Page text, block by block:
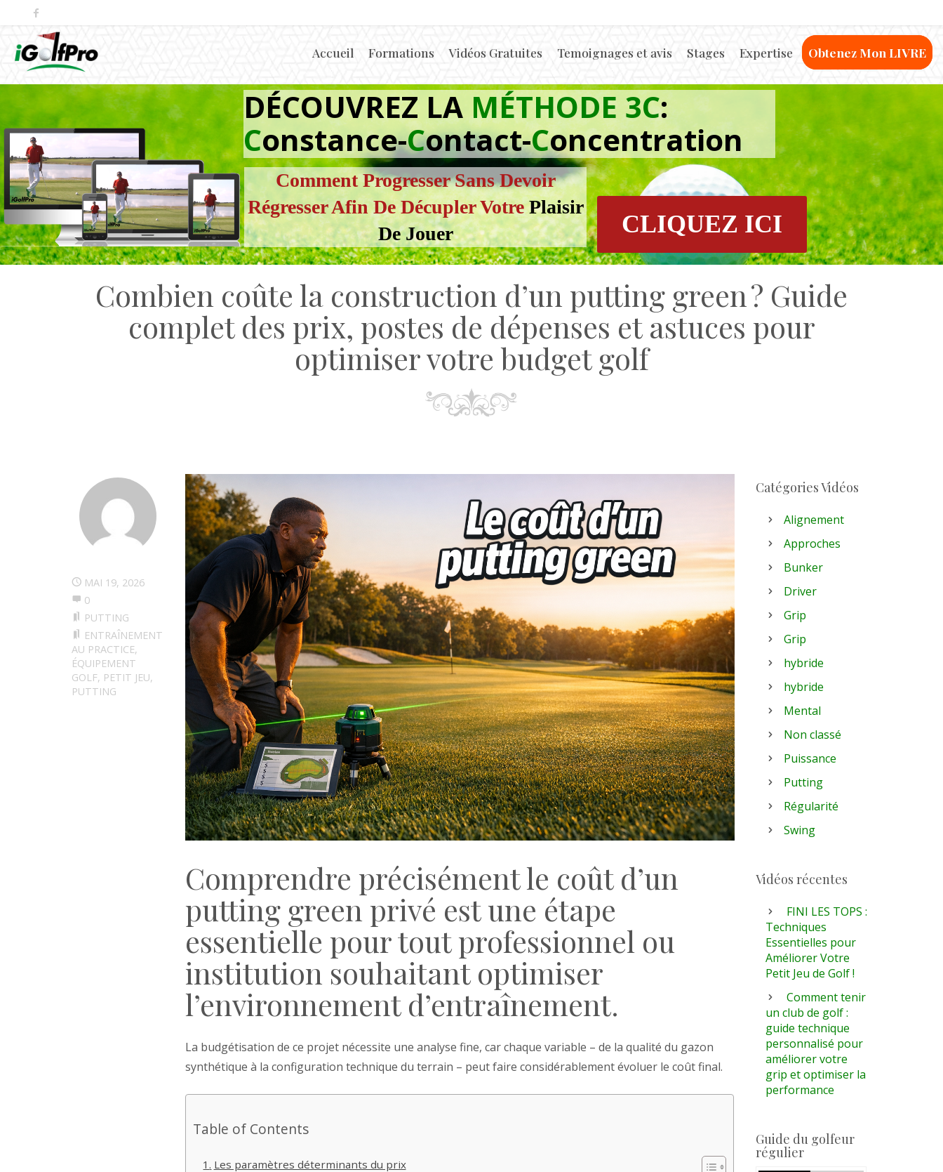
Accueil Formations Vidéos Gratuites Temoignages et avis Stages Expertise Obtenez Mon LIVRE
DÉCOUVREZ LA MÉTHODE 3C:
Constance-Contact-Concentration
Comment Progresser Sans Devoir
Régresser Afin De Décupler VotrePlaisir
De Jouer
CLIQUEZ ICI
Combien coûte la construction d’un putting green ? Guide
complet des prix, postes de dépenses et astuces pour
optimiser votre budget golf
MAI 19, 2026
0
PUTTING
ENTRAÎNEMENT
AU PRACTICE,
ÉQUIPEMENT
GOLF, PETIT JEU,
PUTTING
Comprendre précisément le coût d’un
putting green privé est une étape
essentielle pour tout professionnel ou
institution souhaitant optimiser
l’environnement d’entraînement.
La budgétisation de ce projet nécessite une analyse fine, car chaque variable – de la qualité du gazon
synthétique à la configuration technique du terrain – peut faire considérablement évoluer le coût final.
Table of Contents
Les paramètres déterminants du prix
Catégories Vidéos
Alignement
Approches
Bunker
Driver
Grip
Grip
hybride
hybride
Mental
Non classé
Puissance
Putting
Régularité
Swing
Vidéos récentes
FINI LES TOPS :
Techniques
Essentielles pour
Améliorer Votre
Petit Jeu de Golf !
Comment tenir
un club de golf :
guide technique
personnalisé pour
améliorer votre
grip et optimiser la
performance
Guide du golfeur
régulier